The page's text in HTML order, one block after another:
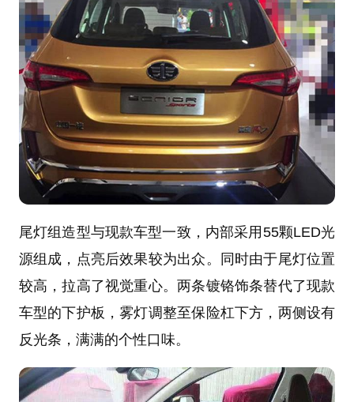
尾灯组造型与现款车型一致，内部采用55颗LED光
源组成，点亮后效果较为出众。同时由于尾灯位置
较高，拉高了视觉重心。两条镀铬饰条替代了现款
车型的下护板，雾灯调整至保险杠下方，两侧设有
反光条，满满的个性口味。